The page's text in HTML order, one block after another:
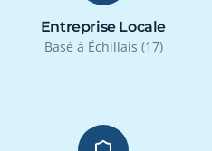
Entreprise Locale
Basé à Échillais (17)